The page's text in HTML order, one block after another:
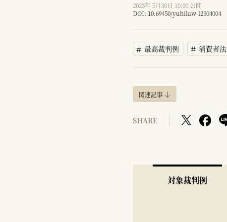
2023年 5月30日 10:00 公開
DOI: 10.69450/yuhilaw-l2304004
最高裁判例 消費者法
関連記事
SHARE
対象裁判例